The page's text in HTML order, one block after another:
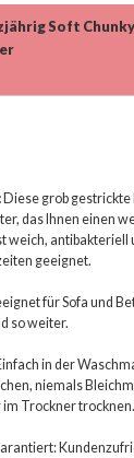
Soft
Diese grob gestrickte
das Ihnen einen
weich,
geeignet.
für Sofa und
so weiter.
in der
niemals
Trockner trocknen.